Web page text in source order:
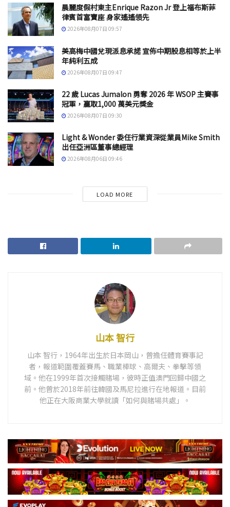
晨麗度假村東主Enrique Razon Jr 登上福布斯菲
律賓首富寶座 身家遙遙領先
2026年08月07日 09:57
美高梅中國兌現派息承諾 宣佈中期股息相等於上半
年純利五成
2026年08月07日 09:47
22 歲 Lucas Jumalon 勇奪 2026 年 WSOP 主賽事
冠軍，贏取1,000 萬美元獎金
2026年08月07日 09:30
Light & Wonder 委任行業資深從業員Mike Smith
出任亞洲區董事總經理
2026年08月06日 09:46
LOAD MORE
山本 智行
山本 智行，1964年出生於日本岡山，曾擔任體育賽事記
者，報道範圍覆蓋賽馬、職業棒球、高爾夫、拳擊等領
域。他在1999年首次接觸賭場，彼時正值澳門回歸中國之
前。他曾於2018年前往韓國及馬尼拉進行在地報道。目前
他正在大阪商業大學就讀「如何與賭場共處」。